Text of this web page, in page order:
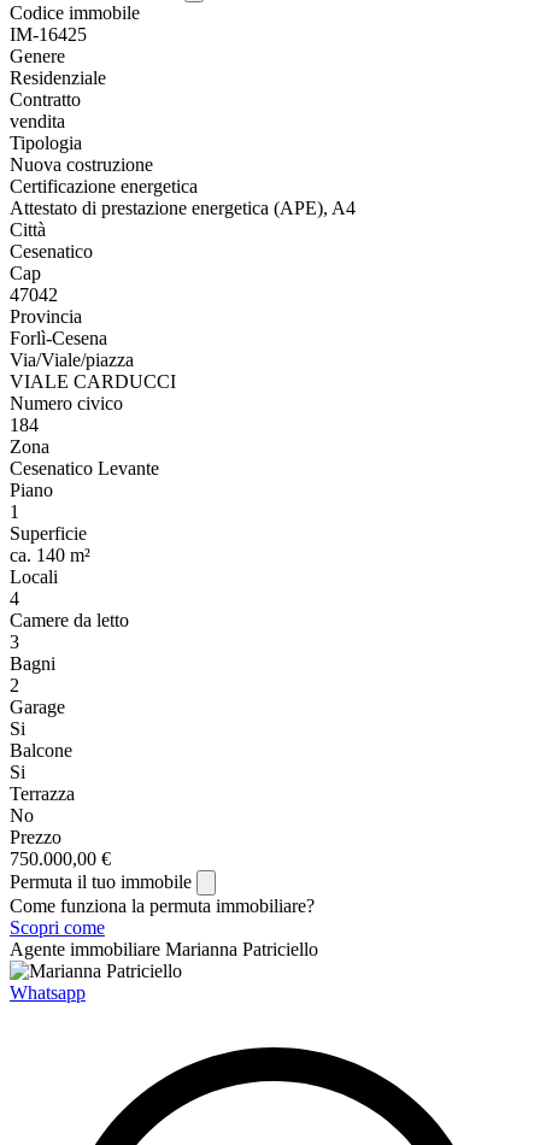
Codice immobile
IM-16425
Genere
Residenziale
Contratto
vendita
Tipologia
Nuova costruzione
Certificazione energetica
Attestato di prestazione energetica (APE), A4
Città
Cesenatico
Cap
47042
Provincia
Forlì-Cesena
Via/Viale/piazza
VIALE CARDUCCI
Numero civico
184
Zona
Cesenatico Levante
Piano
1
Superficie
ca. 140 m²
Locali
4
Camere da letto
3
Bagni
2
Garage
Si
Balcone
Si
Terrazza
No
Prezzo
750.000,00 €
Permuta il tuo immobile
Come funziona la permuta immobiliare?
Scopri come
Agente immobiliare Marianna Patriciello
Whatsapp